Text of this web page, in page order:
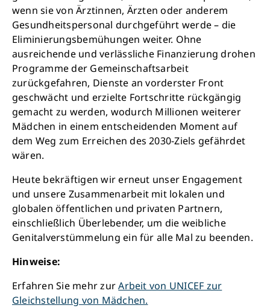
wenn sie von Ärztinnen, Ärzten oder anderem
Gesundheitspersonal durchgeführt werde – die
Eliminierungsbemühungen weiter. Ohne
ausreichende und verlässliche Finanzierung drohen
Programme der Gemeinschaftsarbeit
zurückgefahren, Dienste an vorderster Front
geschwächt und erzielte Fortschritte rückgängig
gemacht zu werden, wodurch Millionen weiterer
Mädchen in einem entscheidenden Moment auf
dem Weg zum Erreichen des 2030-Ziels gefährdet
wären.
Heute bekräftigen wir erneut unser Engagement
und unsere Zusammenarbeit mit lokalen und
globalen öffentlichen und privaten Partnern,
einschließlich Überlebender, um die weibliche
Genitalverstümmelung ein für alle Mal zu beenden.
Hinweise:
Erfahren Sie mehr zurArbeit von UNICEF zur
Gleichstellung von Mädchen.
Retten Sie noch heute Leben
Schon 50 Cent am Tag können Großes
bewirken: z.B. monatlich 25.000 Liter
sauberes Trinkwasser zur Verfügung stellen.
Sauberes Trinkwasser bedeutet: weniger
Krankheit, mehr Kindheit, bessere Zukunft.
Jetzt Leben retten